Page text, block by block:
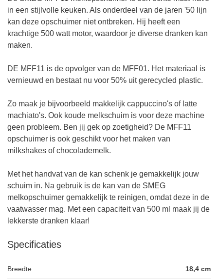
in een stijlvolle keuken. Als onderdeel van de jaren '50 lijn
kan deze opschuimer niet ontbreken. Hij heeft een
krachtige 500 watt motor, waardoor je diverse dranken kan
maken.
DE MFF11 is de opvolger van de MFF01. Het materiaal is
vernieuwd en bestaat nu voor 50% uit gerecycled plastic.
Zo maak je bijvoorbeeld makkelijk cappuccino's of latte
machiato's. Ook koude melkschuim is voor deze machine
geen probleem. Ben jij gek op zoetigheid? De MFF11
opschuimer is ook geschikt voor het maken van
milkshakes of chocolademelk.
Met het handvat van de kan schenk je gemakkelijk jouw
schuim in. Na gebruik is de kan van de SMEG
melkopschuimer gemakkelijk te reinigen, omdat deze in de
vaatwasser mag. Met een capaciteit van 500 ml maak jij de
lekkerste dranken klaar!
Specificaties
Breedte 18,4 cm